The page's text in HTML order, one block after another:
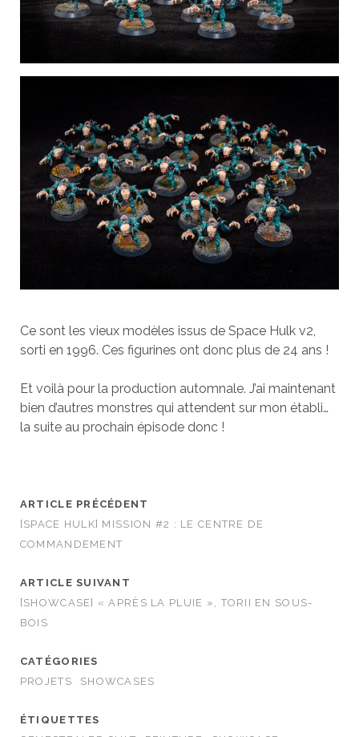
Ce sont les vieux modèles issus de Space Hulk v2,
sorti en 1996. Ces figurines ont donc plus de 24 ans !
Et voilà pour la production automnale. J’ai maintenant
bien d’autres monstres qui attendent sur mon établi…
la suite au prochain épisode donc !
ARTICLE PRÉCÉDENT
[SPACE HULK] MISSION #2 : LE CENTRE DE
COMMANDEMENT
ARTICLE SUIVANT
[SHOWCASE] « APRÈS LA PLUIE », TORII EN SOUS-
BOIS
CATÉGORIES
PROJETS
SHOWCASES
ÉTIQUETTES